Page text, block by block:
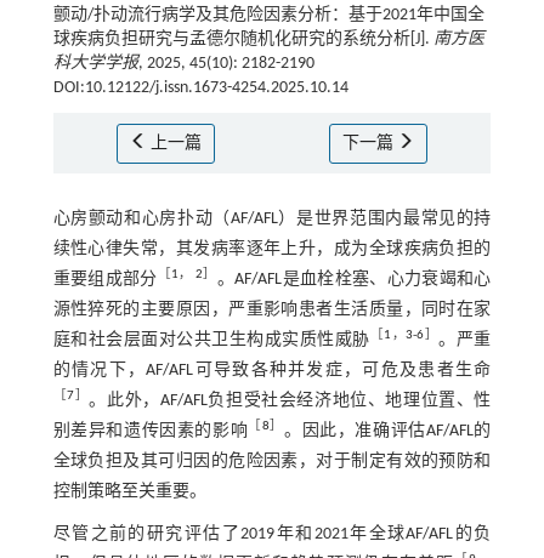
颤动/扑动流行病学及其危险因素分析：基于2021年中国全
球疾病负担研究与孟德尔随机化研究的系统分析[J]. 南方医
科大学学报, 2025, 45(10): 2182-2190
DOI:10.12122/j.issn.1673-4254.2025.10.14
上一篇 下一篇
心房颤动和心房扑动（AF/AFL）是世界范围内最常见的持
续性心律失常，其发病率逐年上升，成为全球疾病负担的
重要组成部分
1，2
。AF/AFL是血栓栓塞、心力衰竭和心
源性猝死的主要原因，严重影响患者生活质量，同时在家
庭和社会层面对公共卫生构成实质性威胁
1 ，3-6
。严重
的情况下，AF/AFL可导致各种并发症，可危及患者生命
［7
。此外，AF/AFL负担受社会经济地位、地理位置、性
别差异和遗传因素的影响
8
。因此，准确评估AF/AFL的
全球负担及其可归因的危险因素，对于制定有效的预防和
控制策略至关重要。
尽管之前的研究评估了2019年和2021年全球AF/AFL的负